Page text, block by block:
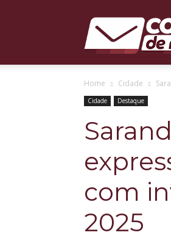
Home Cidade
Cidade Destaque
com
2025